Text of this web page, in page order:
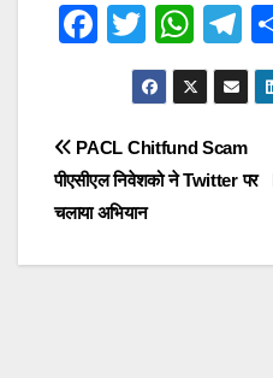
F
e
b
o
o
T
wi
tt
er
W
h
at
s
A
p
T
el
e
gr
a
Post
navigation
PACL Chitfund Scam
पीएसीएल निवेशको ने Twitter पर
चलाया अभियान